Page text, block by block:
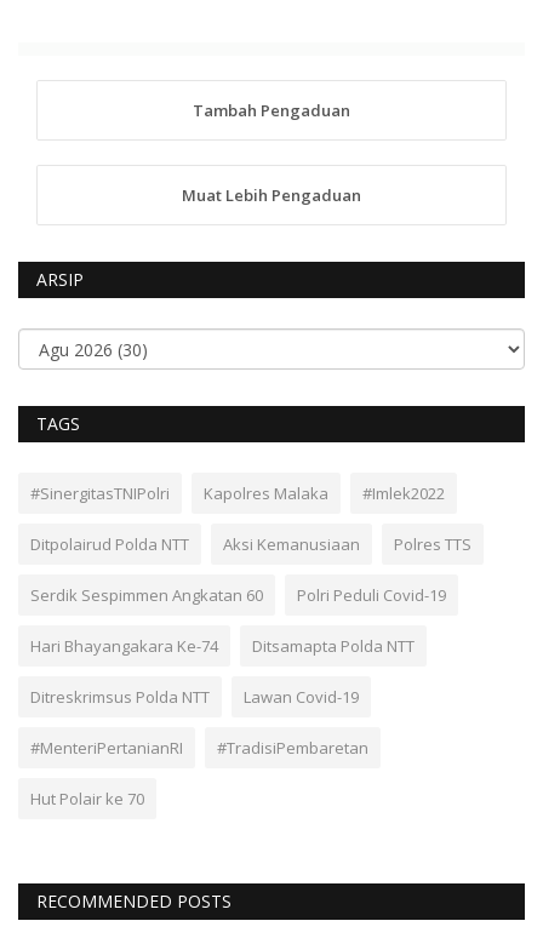
Tambah Pengaduan
Muat Lebih Pengaduan
ARSIP
TAGS
#SinergitasTNIPolri Kapolres Malaka #Imlek2022
Ditpolairud Polda NTT Aksi Kemanusiaan Polres TTS
Serdik Sespimmen Angkatan 60 Polri Peduli Covid-19
Hari Bhayangakara Ke-74 Ditsamapta Polda NTT
Ditreskrimsus Polda NTT Lawan Covid-19
#MenteriPertanianRI #TradisiPembaretan
Hut Polair ke 70
RECOMMENDED POSTS